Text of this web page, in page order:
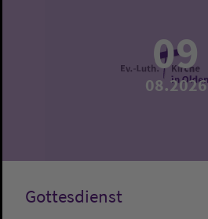
09
08.2026
Gottesdienst